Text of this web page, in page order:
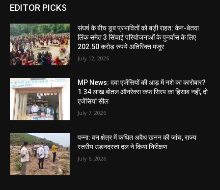
EDITOR PICKS
संघर्ष के बीच डूब प्रभावितों को बड़ी राहत: केन-बेतवा
लिंक समेत 3 सिंचाई परियोजनाओं के पुनर्वास के लिए
202.50 करोड़ रुपये अतिरिक्त मंजूर
July 12, 2026
MP News: दवा एजेंसियों की आड़ में नशे का कारोबार?
1.34 लाख बोतल ऑनरेक्स कफ सिरप का हिसाब नहीं, दो
एजेंसियां सील
July 7, 2026
पन्ना: वन क्षेत्र में कथित अवैध खनन की जांच, राज्य
स्तरीय उड़नदस्ता दल ने किया निरीक्षण
July 6, 2026